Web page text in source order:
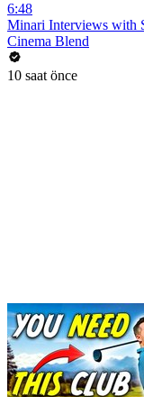
6:48
Minari Interviews with
Cinema Blend
10 saat önce